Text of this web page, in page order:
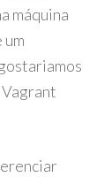
máquina
um